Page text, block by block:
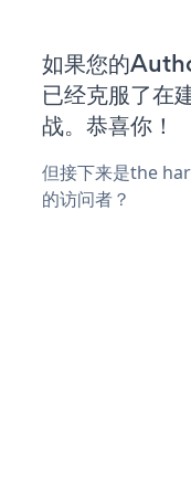
如果您的
已经克服了在
战。恭喜你！
但接下来是the
的访问者？